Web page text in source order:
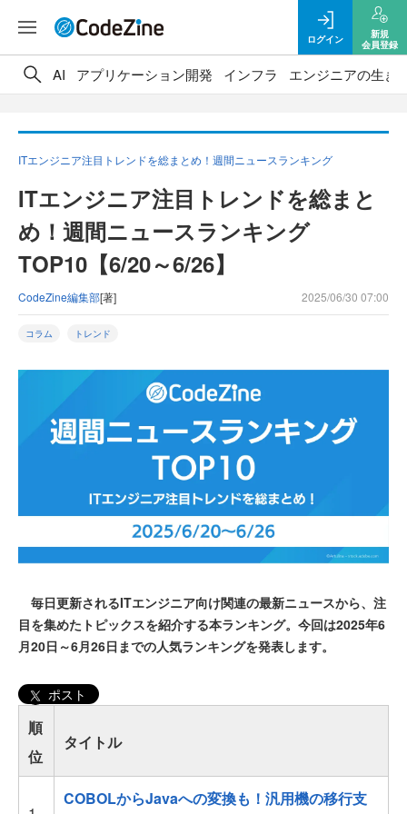
ログイン
新規
会員登録
AI アプリケーション開発 インフラ エンジニアの生き
ITエンジニア注目トレンドを総まとめ！週間ニュースランキング
ITエンジニア注目トレンドを総まと
め！週間ニュースランキング
TOP10【6/20～6/26】
CodeZine編集部[著] 2025/06/30 07:00
コラム トレンド
毎日更新されるITエンジニア向け関連の最新ニュースから、注
目を集めたトピックスを紹介する本ランキング。今回は2025年6
月20日～6月26日までの人気ランキングを発表します。
ポスト
順
位
タイトル
COBOLからJavaへの変換も！汎用機の移行支